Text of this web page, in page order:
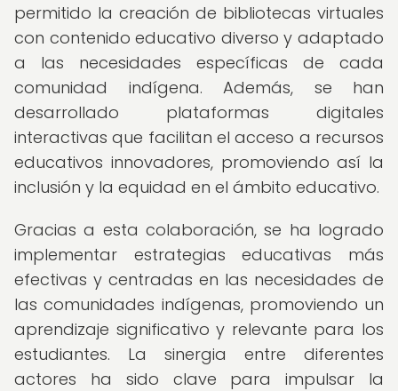
permitido la creación de bibliotecas virtuales
con contenido educativo diverso y adaptado
a las necesidades específicas de cada
comunidad indígena. Además, se han
desarrollado plataformas digitales
interactivas que facilitan el acceso a recursos
educativos innovadores, promoviendo así la
inclusión y la equidad en el ámbito educativo.
Gracias a esta colaboración, se ha logrado
implementar estrategias educativas más
efectivas y centradas en las necesidades de
las comunidades indígenas, promoviendo un
aprendizaje significativo y relevante para los
estudiantes. La sinergia entre diferentes
actores ha sido clave para impulsar la